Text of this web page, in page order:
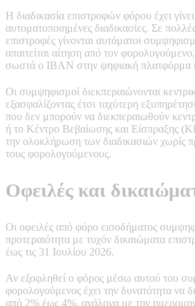
Η διαδικασία επιστροφών φόρου έχει
αυτοματοποιημένες διαδικασίες. Σε
επιστροφές γίνονται αυτόματοι
απαιτείται αίτηση από τον
σωστά ο IBAN στην ψηφιακή
Οι συμψηφισμοί διεκπεραιώνονται
εξασφαλίζοντας έτσι ταχύτερη
που δεν μπορούν να διεκπεραιωθούν
ή το Κέντρο Βεβαίωσης και Είσπραξης
την ολοκλήρωση των διαδικασιών χωρίς
τους φορολογούμενους.
Οφειλές και
Οι οφειλές από φόρο εισοδήματος
προτεραιότητα με τυχόν δικαιώματα
έως τις 31 Ιουλίου 2026.
Αν εξοφληθεί ο φόρος μέσω αυτού του
φορολογούμενος έχει την δυνατότητα να
από 2% έως 4%, ανάλογα με την